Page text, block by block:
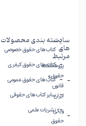
سایت
های
مرتبط
پژوهشکده
حقوق و
قانون
ایران
ویکی
حقوق
دسته بندی محصولات
کتاب های حقوق خصوصی
کتاب های حقوق کیفری
کتاب های حقوق عمومی
سایر کتاب های حقوقی
نشریات علمی